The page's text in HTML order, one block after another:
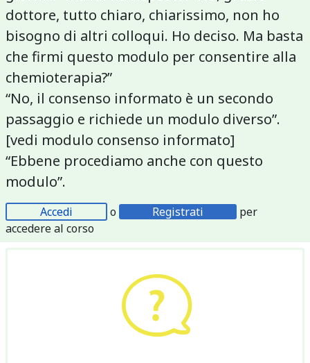
dottore, tutto chiaro, chiarissimo, non ho
bisogno di altri colloqui. Ho deciso. Ma basta
che firmi questo modulo per consentire alla
chemioterapia?”
“No, il consenso informato è un secondo
passaggio e richiede un modulo diverso”.
[vedi modulo consenso informato]
“Ebbene procediamo anche con questo
modulo”.
Accedi o Registrati
per
accedere al corso